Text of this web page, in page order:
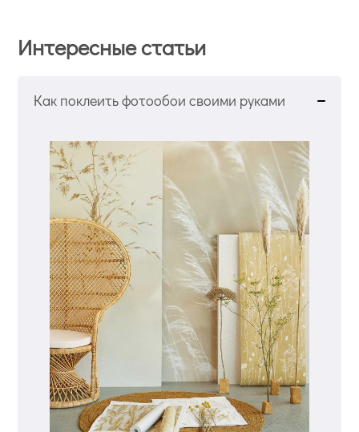
Интересные статьи
Как поклеить фотообои своими руками